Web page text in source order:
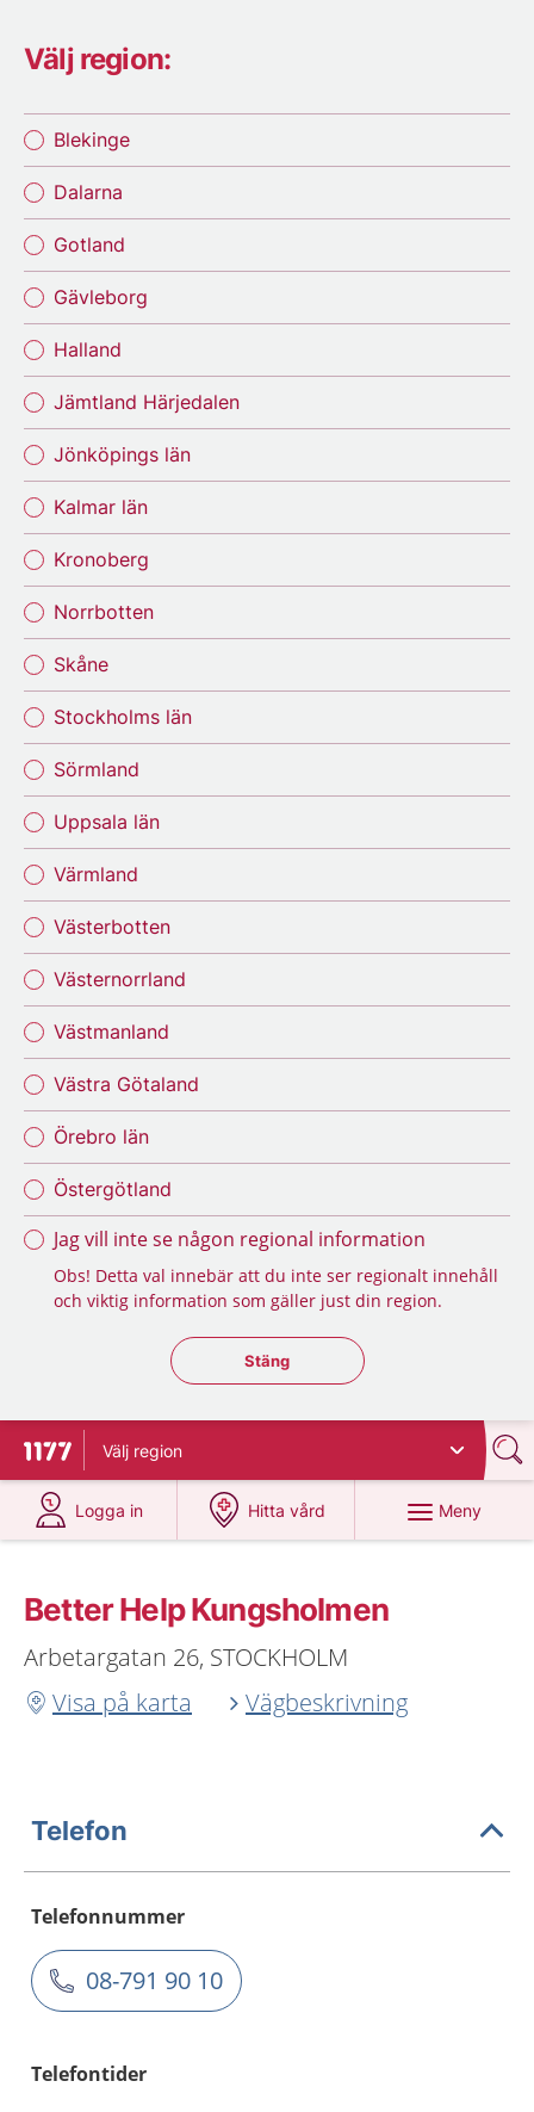
Välj region:
Blekinge
Dalarna
Gotland
Gävleborg
Halland
Jämtland Härjedalen
Jönköpings län
Kalmar län
Kronoberg
Norrbotten
Skåne
Stockholms län
Sörmland
Uppsala län
Värmland
Västerbotten
Västernorrland
Västmanland
Västra Götaland
Örebro län
Östergötland
Jag vill inte se någon regional information
Obs! Detta val innebär att du inte ser regionalt innehåll
och viktig information som gäller just din region.
Stäng regionsväljaren
Stäng
Till startsidan för 1177
Välj region
Logga in
på 1177.se
Hitta vård
på 1177.se
Meny
Better Help Kungsholmen
Arbetargatan 26, STOCKHOLM
Visa på karta
Vägbeskrivning
Telefon
Telefonnummer
08-791 90 10
Telefontider